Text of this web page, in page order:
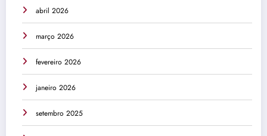
abril 2026
março 2026
fevereiro 2026
janeiro 2026
setembro 2025